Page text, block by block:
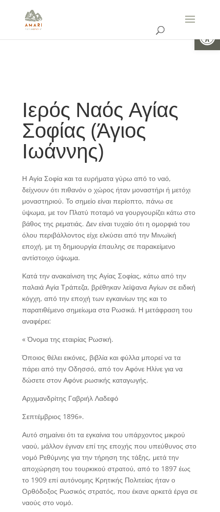
Ιερός Ναός Αγίας
Σοφίας (Άγιος
Ιωάννης)
Η Αγία Σοφία και τα ευρήματα γύρω από το ναό,
δείχνουν ότι πιθανόν ο χώρος ήταν μοναστήρι ή μετόχι
μοναστηριού. Το σημείο είναι περίοπτο, πάνω σε
ύψωμα, με τον Πλατύ ποταμό να γουργουρίζει κάτω στο
βάθος της ρεματιάς. Δεν είναι τυχαίο ότι η ομορφιά του
όλου περιβάλλοντος είχε ελκύσει από την Μινωϊκή
εποχή, με τη δημιουργία έπαυλης σε παρακείμενο
αντίστοιχο ύψωμα.
Κατά την ανακαίνιση της Αγίας Σοφίας, κάτω από την
παλαιά Αγία Τράπεζα, βρέθηκαν λείψανα Αγίων σε ειδική
κόγχη, από την εποχή των εγκαινίων της και το
παρατιθέμενο σημείωμα στα Ρωσικά. Η μετάφραση του
αναφέρει:
« Όνομα της εταιρίας Ρωσική.
Όποιος θέλει εικόνες, βιβλία και φύλλα μπορεί να τα
πάρει από την Οδησσό, από τον Αφόνε Ηλίνε για να
δώσετε στον Αφόνε ρωσικής καταγωγής.
Αρχιμανδρίτης Γαβριήλ Λαδεφό
Σεπτέμβριος 1896».
Αυτό σημαίνει ότι τα εγκαίνια του υπάρχοντος μικρού
ναού, μάλλον έγιναν επί της εποχής που υπεύθυνος στο
νομό Ρεθύμνης για την τήρηση της τάξης, μετά την
αποχώρηση του τουρκικού στρατού, από το 1897 έως
το 1909 επί αυτόνομης Κρητικής Πολιτείας ήταν ο
Ορθόδοξος Ρωσικός στρατός, που έκανε αρκετά έργα σε
ναούς στο νομό.